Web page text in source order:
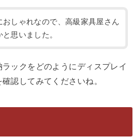
おしゃれなので、高級家具屋さん
思いました。
ックをどのようにディスプレイ
認してみてくださいね。